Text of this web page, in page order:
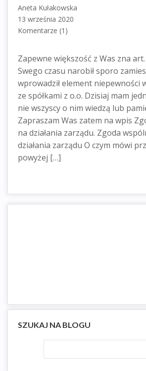
Aneta Kułakowska
13 września 2020
Komentarze (1)
Zapewne większość z Was zna art.
Swego czasu narobił sporo
wprowadził element niepewności
ze spółkami z o.o. Dzisiaj mam
nie wszyscy o nim wiedzą lub
Zapraszam Was zatem na wpis
na działania zarządu. Zgoda
działania zarządu O czym mówi
powyżej […]
SZUKAJ NA BLOGU